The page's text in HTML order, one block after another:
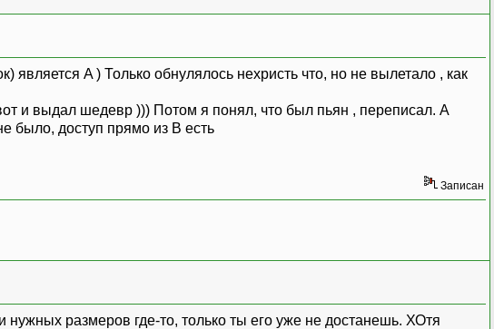
является A ) Только обнулялось нехристь что, но не вылетало , как
и выдал шедевр ))) Потом я понял, что был пьян , переписал. А
было, доступ прямо из B есть
Записан
размеров где-то, только ты его уже не достанешь. ХОтя